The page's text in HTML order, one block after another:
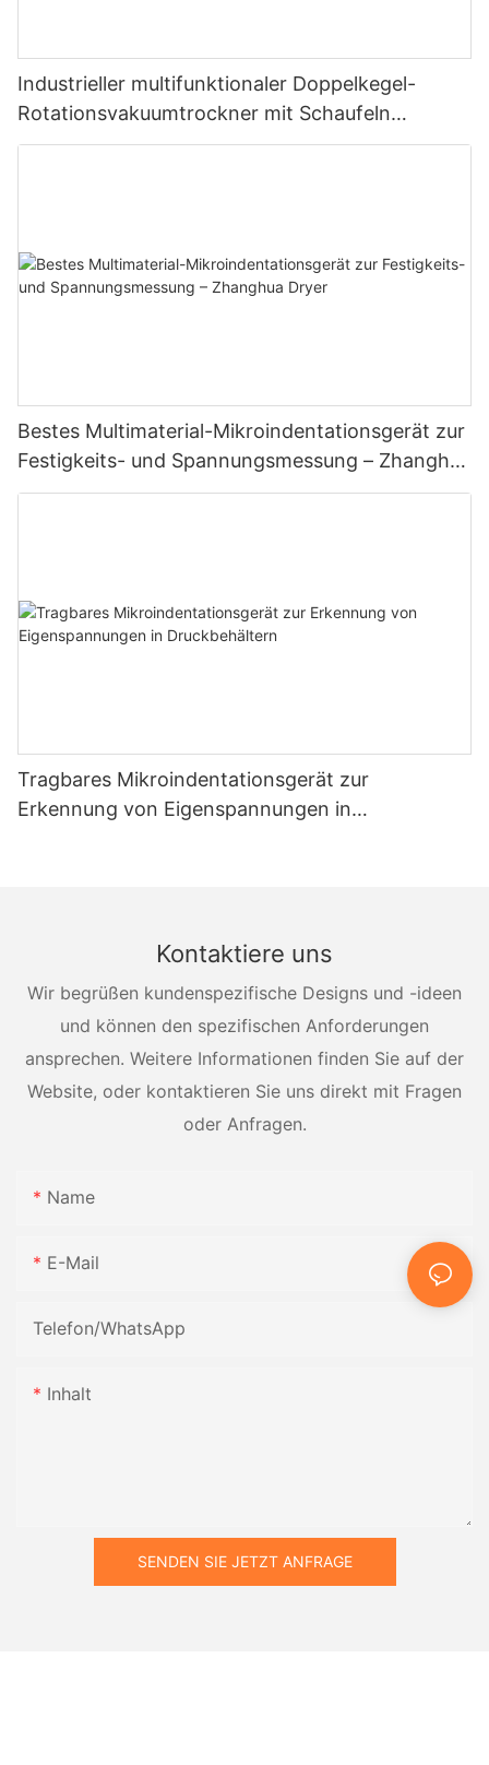
Industrieller multifunktionaler Doppelkegel-
Rotationsvakuumtrockner mit Schaufeln
Multifunktionale Trocknungseinheit mit
Bestes Multimaterial-Mikroindentationsgerät zur
Festigkeits- und Spannungsmessung – Zhanghua
Dryer
Tragbares Mikroindentationsgerät zur
Erkennung von Eigenspannungen in
Kontaktiere uns
Wir begrüßen kundenspezifische Designs und -ideen
und können den spezifischen Anforderungen
ansprechen. Weitere Informationen finden Sie auf der
Website, oder kontaktieren Sie uns direkt mit Fragen
oder Anfragen.
Name
E-Mail
Telefon/WhatsApp
Inhalt
SENDEN SIE JETZT ANFRAGE